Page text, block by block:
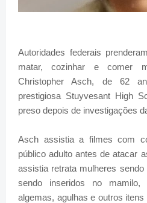
Autoridades federais
matar, cozinhar e comer
Christopher Asch, de 62
prestigiosa Stuyvesant High
preso depois de investigações
Asch assistia a filmes com
público adulto antes de atacar
assistia retrata mulheres
sendo inseridos no
algemas, agulhas e outros